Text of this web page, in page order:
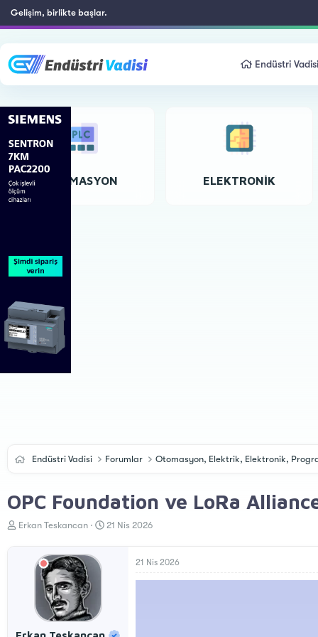
Gelişim, birlikte başlar.
Endüstri Vadisi
OTOMASYON ELEKTRONIK
Endüstri Vadisi Forumlar Otomasyon, Elektrik, Elektronik,
OPC Foundation ve LoRa
K
Erkan Teskancan
B
21 Nis 2026
21 Nis 2026